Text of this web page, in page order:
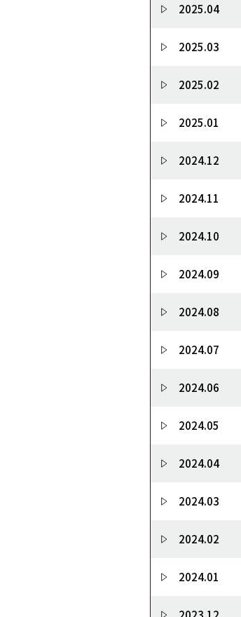
2025.04
2025.03
2025.02
2025.01
2024.12
2024.11
2024.10
2024.09
2024.08
2024.07
2024.06
2024.05
2024.04
2024.03
2024.02
2024.01